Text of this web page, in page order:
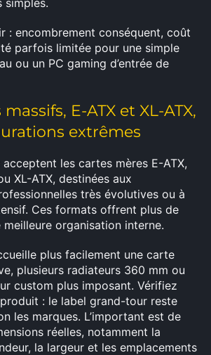
simples.
: encombrement conséquent, coût
parfois limitée pour une simple
ou un PC gaming d’entrée de
E-ATX et XL-ATX,
extrêmes
les cartes mères E-ATX,
XL-ATX, destinées aux
très évolutives ou à
Ces formats offrent plus de
meilleure organisation interne.
plus facilement une carte
plusieurs radiateurs 360 mm ou
custom plus imposant. Vérifiez
: le label grand-tour reste
les marques. L’important est de
réelles, notamment la
la largeur et les emplacements
×